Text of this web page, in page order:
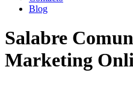
Blog
Salabre
Marketing